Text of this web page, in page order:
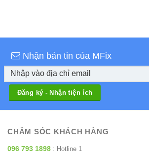
Nhận bản tin của MFix
CHĂM SÓC KHÁCH HÀNG
096 793 1898 : Hotline 1